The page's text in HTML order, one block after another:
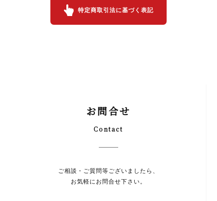
特定商取引法に基づく表記
お問合せ
Contact
ご相談・ご質問等ございましたら、
お気軽にお問合せ下さい。